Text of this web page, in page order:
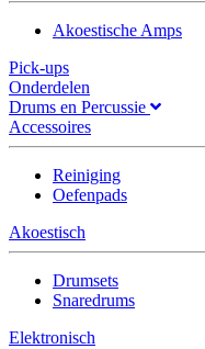
Akoestische Amps
Pick-ups
Onderdelen
Drums en Percussie
Accessoires
Reiniging
Oefenpads
Akoestisch
Drumsets
Snaredrums
Elektronisch